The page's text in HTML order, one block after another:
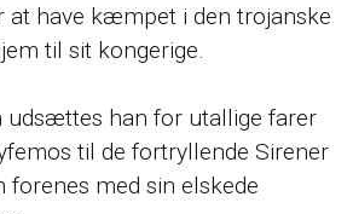
at have kæmpet i den trojanske
til sit kongerige.
udsættes han for utallige farer
til de fortryllende Sirener
forenes med sin elskede